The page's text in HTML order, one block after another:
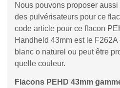
Nous pouvons proposer
des pulvérisateurs pour ce
code article pour ce flacon
Handheld 43mm est le
blanc o naturel ou peut être
quelle couleur.
Flacons PEHD 43mm